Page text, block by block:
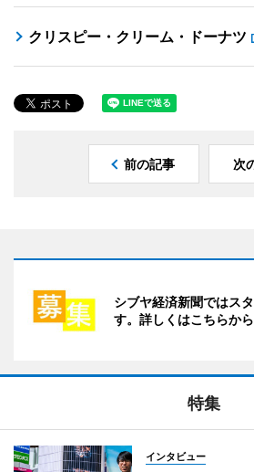
クリスピー・クリーム・ドーナツ
前の記事 次
シブヤ経済新聞ではス
す。詳しくはこちらから
特集
インタビュー